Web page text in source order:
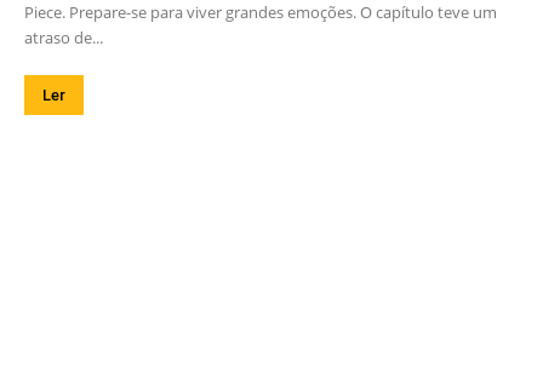
Piece. Prepare-se para viver grandes emoções. O capítulo teve um
atraso de...
Ler